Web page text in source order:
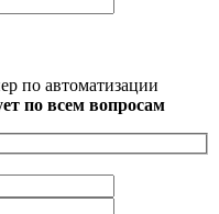
по автоматизации
по всем вопросам